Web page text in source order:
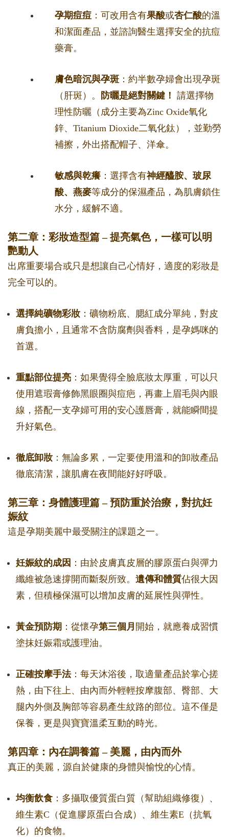
孕期痘痘 ：可改用含有果酸或杏仁酸的溫
和潔面產品，並諮詢醫生選擇安全的抗痘
藥膏。
膚色暗沉與孕斑 ：約半數孕婦會出現孕斑
（肝斑）。
防曬是絕對關鍵！ 請選擇物
理性防曬（成分主要為Zinc Oxide氧化
鋅、Titanium Dioxide二氧化鈦），並勤勞
補擦，外出搭配帽子、洋傘。
敏感與乾癢 ：選擇含有神經醯胺、玻尿
酸、燕麥等成分的保濕產品，為肌膚鎖住
水分，緩解不適。
第二章：彩妝造型篇 – 提亮氣色，一樣可以明
艷動人
出席重要場合或只是想讓自己心情好，適度的彩妝是
完全可以的。
選擇純礦物彩妝 ：礦物粉底、腮紅成分單純，對皮
膚負擔小，且通常不含防腐劑與香料，是孕媽咪的
首選。
重點部位提亮 ：如果覺得全臉底妝太厚重，可以只
使用遮瑕膏修飾黑眼圈與痘疤，再畫上眉毛與內眼
線，搭配一支孕婦可用的安心護唇膏，就能瞬間提
升好氣色。
徹底卸妝 ：無論多累，一定要使用溫和的卸妝產品
徹底清潔，讓肌膚在夜間能好好呼吸。
第三章：身體護理篇 – 預防重於治療，對抗妊
娠紋
這是孕期美麗中最受關注的課題之一。
妊娠紋的成因 ：由於皮膚真皮層的膠原蛋白與彈力
纖維被急速撐開而斷裂所致。 遺傳和體質佔很大因
素，但積極保濕可以增加皮膚的延展性與彈性。
黃金預防期 ：從懷孕第三個月 開始，就應養成習慣
塗抹妊娠霜或護理油。
正確按摩手法：每天沐浴後，取適量產品於掌心搓
熱，由下往上、由內而外輕輕按摩腹部、臀部、大
腿內外側及胸部等容易產生紋路的部位。這不僅是
保養，更是與寶寶溫柔互動的時光。
第四章：內在調養篇 – 美麗，由內而外
真正的美麗，源自於健康的身體與愉悅的心情。
均衡飲食 ：多攝取優質蛋白質（幫助組織修復）、
維生素C（促進膠原蛋白合成）、維生素E（抗氧
化）的食物。